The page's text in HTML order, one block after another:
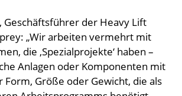
, Geschäftsführer der Heavy Lift
„Wir arbeiten vermehrt mit
die ‚Spezialprojekte‘ haben –
Anlagen oder Komponenten mit
Form, Größe oder Gewicht, die als